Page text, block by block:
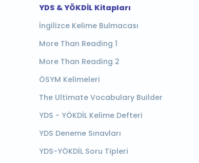
YDS & YÖKDİL Kitapları
İngilizce Kelime Bulmacası
More Than Reading 1
More Than Reading 2
ÖSYM Kelimeleri
The Ultimate Vocabulary Builder
YDS - YÖKDİL Kelime Defteri
YDS Deneme Sınavları
YDS-YÖKDİL Soru Tipleri